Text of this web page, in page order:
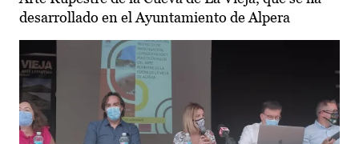
desarrollado en el Ayuntamiento de Alpera